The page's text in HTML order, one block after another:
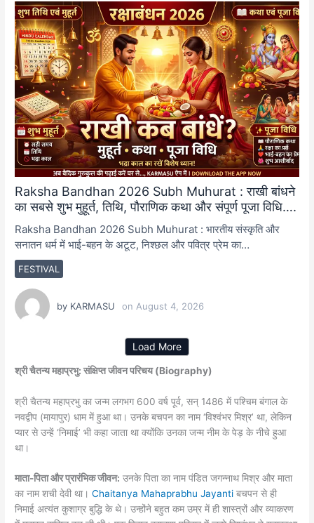
Raksha Bandhan 2026 Subh Muhurat : राखी बांधने
का सबसे शुभ मुहूर्त, तिथि, पौराणिक कथा और संपूर्ण पूजा विधि….
FESTIVAL
Raksha Bandhan 2026 Subh Muhurat : भारतीय संस्कृति और
सनातन धर्म में भाई-बहन के अटूट, निश्छल और पवित्र प्रेम का…
by KARMASU on August 4, 2026
Load More
श्री चैतन्य महाप्रभु: संक्षिप्त जीवन परिचय (Biography)
श्री चैतन्य महाप्रभु का जन्म लगभग 600 वर्ष पूर्व, सन् 1486 में पश्चिम बंगाल के
नवद्वीप (मायापुर) धाम में हुआ था। उनके बचपन का नाम ‘विश्वंभर मिश्र’ था, लेकिन
प्यार से उन्हें ‘निमाई’ भी कहा जाता था क्योंकि उनका जन्म नीम के पेड़ के नीचे हुआ
था।
माता-पिता और प्रारंभिक जीवन: उनके पिता का नाम पंडित जगन्नाथ मिश्र और माता
का नाम शची देवी था।Chaitanya Mahaprabhu Jayanti बचपन से ही
निमाई अत्यंत कुशाग्र बुद्धि के थे। उन्होंने बहुत कम उम्र में ही शास्त्रों और व्याकरण